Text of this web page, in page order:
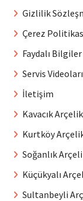
Gizlilik
Çerez
Faydalı Bilgiler
Servis Videoları
İletişim
Kavacık
Kurtköy
Soğanlık
Küçükyalı
Sultanbeyli